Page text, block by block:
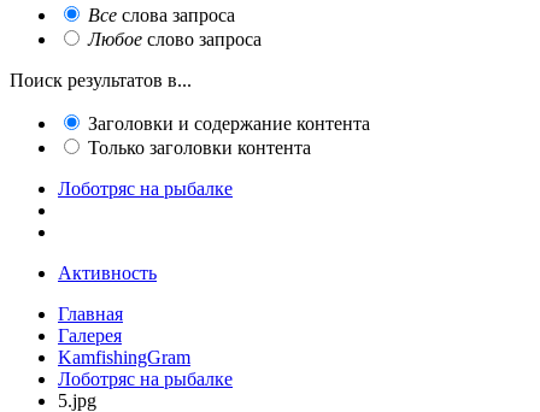
Все слова запроса
Любое слово запроса
Поиск результатов в...
Заголовки и содержание контента
Только заголовки контента
Лоботряс на рыбалке
Активность
Главная
Галерея
KamfishingGram
Лоботряс на рыбалке
5.jpg